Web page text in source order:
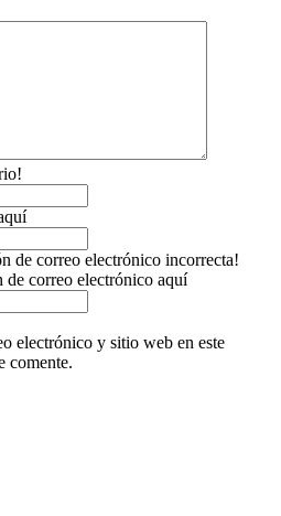
de correo electrónico incorrecta!
de correo electrónico aquí
electrónico y sitio web en este
comente.